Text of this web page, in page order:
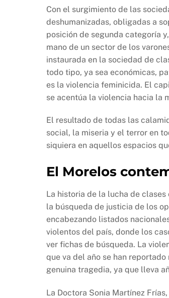
Con el surgimiento de las
deshumanizadas, obligadas a
posición de segunda categoría
mano de un sector de los
instaurada en la sociedad de
todo tipo, ya sea económicas,
es la violencia feminicida. El
se acentúa la violencia hacia la
El resultado de todas las
social, la miseria y el terror en
siquiera en aquellos espacios
El Morelos
La historia de la lucha de
la búsqueda de justicia de los
encabezando listados
violentos del país, donde los
ver fichas de búsqueda. La
que va del año se han
genuina tragedia, ya que lleva
La Doctora Sonia Martínez